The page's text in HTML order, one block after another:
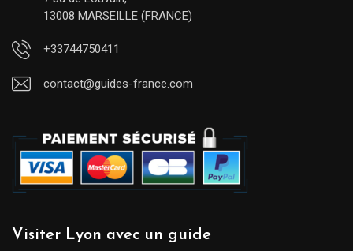
13008 MARSEILLE (FRANCE)
+33744750411
contact@guides-france.com
Visiter Lyon avec un guide